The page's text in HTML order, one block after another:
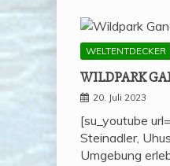
WELTENTDECKER
WILD­PARK
20. Juli 2023
[su_youtube
Steinadler,
Umgebung